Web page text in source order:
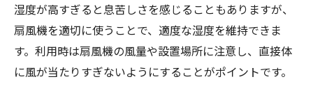
湿度が高すぎると息苦しさを感じることもありますが、
扇風機を適切に使うことで、適度な湿度を維持できま
す。利用時は扇風機の風量や設置場所に注意し、直接体
に風が当たりすぎないようにすることがポイントです。